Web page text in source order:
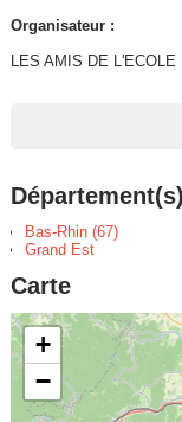
Organisateur :
LES AMIS DE
Bas-Rhin (67)
Grand Est
Carte
+
−